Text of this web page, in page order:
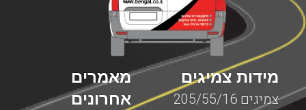
מאמרים
אחרונים
מידות צמיגים
צמיגים 205/55/16